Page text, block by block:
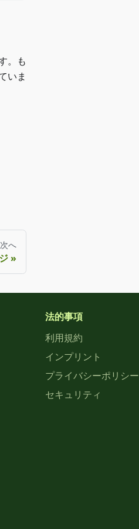
。も
いま
次へ
法的事項
利用規約
インプリント
プライバシーポリシー
セキュリティ